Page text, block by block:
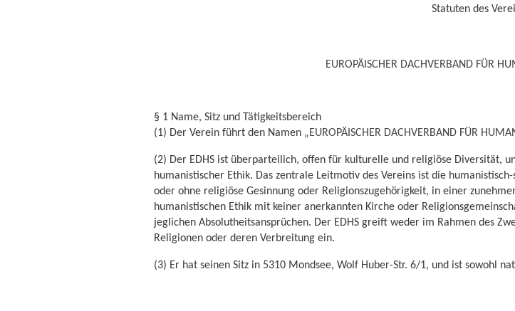
Statuten des
EUROPÄISCHER DACHVERBAND FÜR
§ 1 Name, Sitz und Tätigkeitsbereich
(1) Der Verein führt den Namen „EUROPÄISCHER DACHVERBAND FÜR
(2) Der EDHS ist überparteilich, offen für kulturelle und religiöse Diversität,
humanistischer Ethik. Das zentrale Leitmotiv des Vereins ist die
oder ohne religiöse Gesinnung oder Religionszugehörigkeit, in einer
humanistischen Ethik mit keiner anerkannten Kirche oder
jeglichen Absolutheitsansprüchen. Der EDHS greift weder im Rahmen des
Religionen oder deren Verbreitung ein.
(3) Er hat seinen Sitz in 5310 Mondsee, Wolf Huber-Str. 6/1, und ist sowohl